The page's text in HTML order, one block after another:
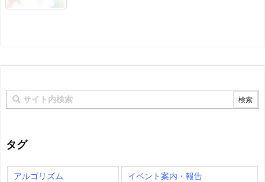
タグ
アルゴリズム イベント案内・報告